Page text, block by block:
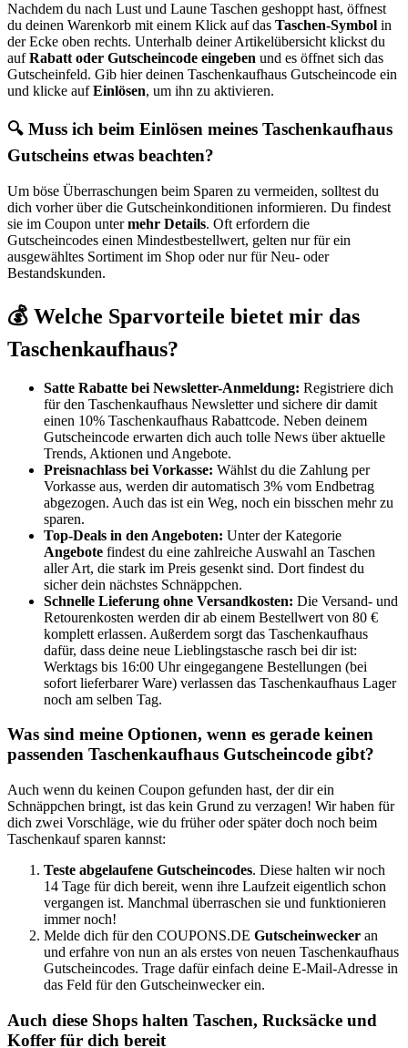
Nachdem du nach Lust und Laune Taschen geshoppt hast, öffnest
du deinen Warenkorb mit einem Klick auf das Taschen-Symbol in
der Ecke oben rechts. Unterhalb deiner Artikelübersicht klickst du
aufRabatt oder Gutscheincode eingeben und es öffnet sich das
Gutscheinfeld. Gib hier deinen Taschenkaufhaus Gutscheincode ein
und klicke aufEinlösen, um ihn zu aktivieren.
🔍 Muss ich beim Einlösen meines Taschenkaufhaus
Gutscheins etwas beachten?
Um böse Überraschungen beim Sparen zu vermeiden, solltest du
dich vorher über die Gutscheinkonditionen informieren. Du findest
sie im Coupon untermehr Details. Oft erfordern die
Gutscheincodes einen Mindestbestellwert, gelten nur für ein
ausgewähltes Sortiment im Shop oder nur für Neu- oder
Bestandskunden.
💰 Welche Sparvorteile bietet mir das
Taschenkaufhaus?
Satte Rabatte bei Newsletter-Anmeldung: Registriere dich
für den Taschenkaufhaus Newsletter und sichere dir damit
einen 10% Taschenkaufhaus Rabattcode. Neben deinem
Gutscheincode erwarten dich auch tolle News über aktuelle
Trends, Aktionen und Angebote.
Preisnachlass bei Vorkasse: Wählst du die Zahlung per
Vorkasse aus, werden dir automatisch 3% vom Endbetrag
abgezogen. Auch das ist ein Weg, noch ein bisschen mehr zu
sparen.
Top-Deals in den Angeboten: Unter der Kategorie
Angebote findest du eine zahlreiche Auswahl an Taschen
aller Art, die stark im Preis gesenkt sind. Dort findest du
sicher dein nächstes Schnäppchen.
Schnelle Lieferung ohne Versandkosten: Die Versand- und
Retourenkosten werden dir ab einem Bestellwert von 80 €
komplett erlassen. Außerdem sorgt das Taschenkaufhaus
dafür, dass deine neue Lieblingstasche rasch bei dir ist:
Werktags bis 16:00 Uhr eingegangene Bestellungen (bei
sofort lieferbarer Ware) verlassen das Taschenkaufhaus Lager
noch am selben Tag.
Was sind meine Optionen, wenn es gerade keinen
passenden Taschenkaufhaus Gutscheincode gibt?
Auch wenn du keinen Coupon gefunden hast, der dir ein
Schnäppchen bringt, ist das kein Grund zu verzagen! Wir haben für
dich zwei Vorschläge, wie du früher oder später doch noch beim
Taschenkauf sparen kannst:
Teste abgelaufene Gutscheincodes. Diese halten wir noch
14 Tage für dich bereit, wenn ihre Laufzeit eigentlich schon
vergangen ist. Manchmal überraschen sie und funktionieren
immer noch!
Melde dich für den COUPONS.DE Gutscheinwecker an
und erfahre von nun an als erstes von neuen Taschenkaufhaus
Gutscheincodes. Trage dafür einfach deine E-Mail-Adresse in
das Feld für den Gutscheinweckerein.
Auch diese Shops halten Taschen, Rucksäcke und
Koffer für dich bereit